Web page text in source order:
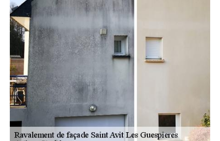
faire le bonheur de nombreux particuliers et
professionnels dans la région. Alors, vous aussi, faites
partie de ce cercle et profitez pleinement des privilèges
que nous mettons à votre disposition !